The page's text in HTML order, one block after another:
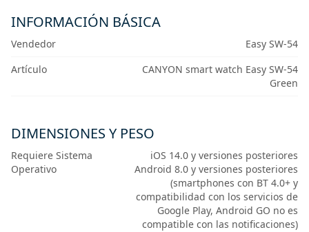
INFORMACIÓN BÁSICA
Vendedor
Easy SW-54
Artículo
CANYON smart watch Easy SW-54
Green
DIMENSIONES Y PESO
Requiere Sistema
Operativo
iOS 14.0 y versiones posteriores
Android 8.0 y versiones posteriores
(smartphones con BT 4.0+ y
compatibilidad con los servicios de
Google Play, Android GO no es
compatible con las notificaciones)